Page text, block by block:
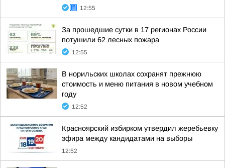
12:55
За прошедшие сутки в 17 регионах России
потушили 62 лесных пожара
12:55
В норильских школах сохранят прежнюю
стоимость и меню питания в новом учебном
году
12:52
Красноярский избирком утвердил жеребьевку
эфира между кандидатами на выборы
12:52